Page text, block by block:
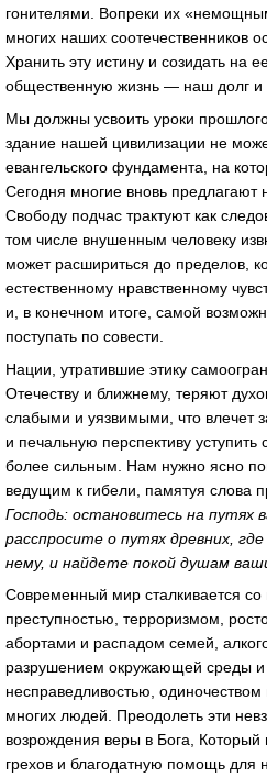
гонителями. Вопреки их
многих наших соотечественников
Хранить эту истину и созидать на
общественную жизнь — наш долг и
Мы должны усвоить уроки
здание нашей цивилизации не
евангельского фундамента, на
Сегодня многие вновь предлагают
Свободу подчас трактуют как
том числе внушенным человеку
может расшириться до пределов,
естественному нравственному
и, в конечном итоге, самой
поступать по совести.
Нации, утратившие этику
Отечеству и ближнему, теряют
слабыми и уязвимыми, что влечет
и печальную перспективу
более сильным. Нам нужно ясно
ведущим к гибели, памятуя слова
Господь: остановитесь на путях
расспросите о путях древних,
нему, и найдете покой душам
Современный мир сталкивается
преступностью, терроризмом,
абортами и распадом семей,
разрушением окружающей среды и
несправедливостью,
многих людей. Преодолеть эти
возрождения веры в Бога, Который
грехов и благодатную помощь для